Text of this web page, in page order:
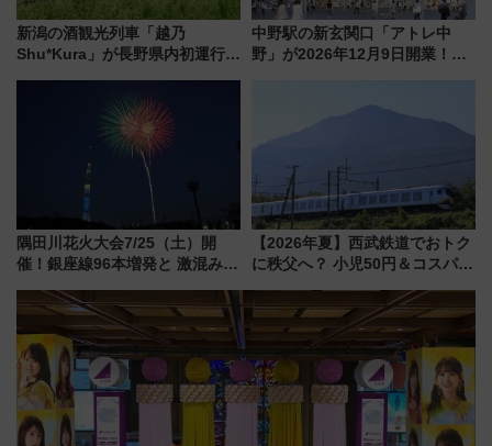
新潟の酒観光列車「越乃
Shu*Kura」が長野県内初運行！
中野駅の新玄関口「アトレ中
野」が2026年12月9日開業！新
隅田川花火大会7/25（土）開
催！銀座線96本増発と 激混みの
アクセス攻略法、2万発の花火が
都心の夜に！
【2026年夏】西武鉄道でおトク
に秩父へ？ 小児50円＆コスパ最
族旅行！ 深夜の正丸トンネル探
検や特急ラビューも